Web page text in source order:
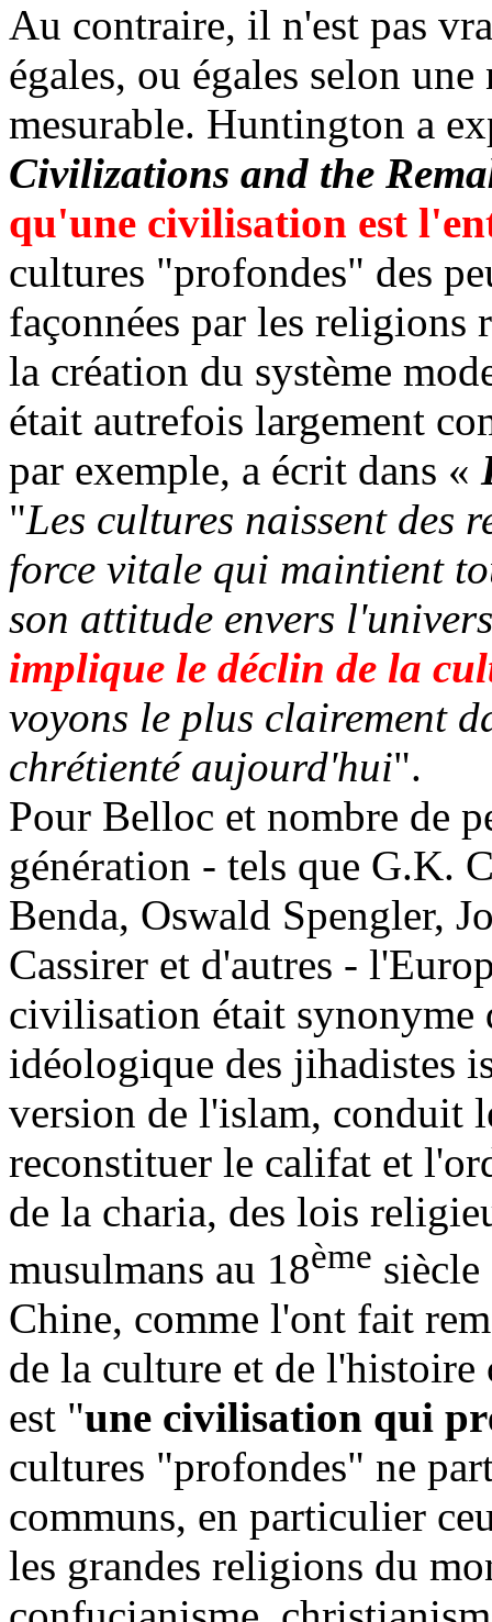
Au contraire, il n'est pas
égales, ou égales selon
mesurable. Huntington a
Civilizations and the
qu'une civilisation est
cultures "profondes" des
façonnées par les religions
la création du système
était autrefois largement
par exemple, a écrit dans «
"Les cultures naissent des
force vitale qui maintient
son attitude envers
implique le déclin de la
voyons le plus clairement
chrétienté aujourd'hui".
Pour Belloc et nombre de
génération - tels que G.K.
Benda, Oswald Spengler,
Cassirer et d'autres -
civilisation était synonyme
idéologique des jihadistes
version de l'islam, conduit
reconstituer le califat et
de la charia, des lois
musulmans au 18ème
Chine, comme l'ont fait
de la culture et de
est "une civilisation qui
cultures "profondes" ne
communs, en particulier
les grandes religions du